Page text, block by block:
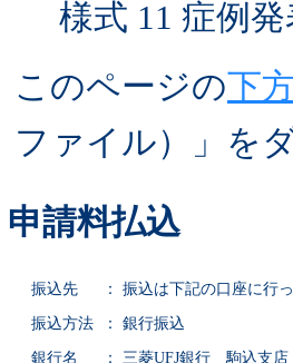
様式 11 症例
このページの下
ファイル）」を
申請料払込
振込先 ： 振込は下記の口座に行
振込方法 ： 銀行振込
銀行名 ： 三菱UFJ銀行 駒込支